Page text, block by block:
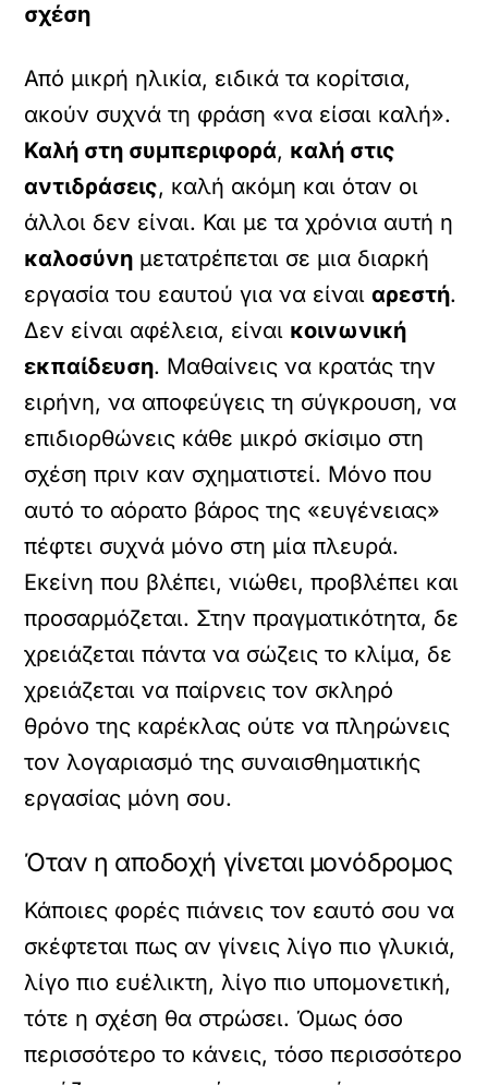
σχέση
Από μικρή ηλικία, ειδικά τα κορίτσια,
ακούν συχνά τη φράση «να είσαι καλή».
Καλή στη συμπεριφορά, καλή στις
αντιδράσεις, καλή ακόμη και όταν οι
άλλοι δεν είναι. Και με τα χρόνια αυτή η
καλοσύνη μετατρέπεται σε μια διαρκή
εργασία του εαυτού για να είναιαρεστή.
Δεν είναι αφέλεια, είναι κοινωνική
εκπαίδευση. Μαθαίνεις να κρατάς την
ειρήνη, να αποφεύγεις τη σύγκρουση, να
επιδιορθώνεις κάθε μικρό σκίσιμο στη
σχέση πριν καν σχηματιστεί. Μόνο που
αυτό το αόρατο βάρος της «ευγένειας»
πέφτει συχνά μόνο στη μία πλευρά.
Εκείνη που βλέπει, νιώθει, προβλέπει και
προσαρμόζεται. Στην πραγματικότητα, δε
χρειάζεται πάντα να σώζεις το κλίμα, δε
χρειάζεται να παίρνεις τον σκληρό
θρόνο της καρέκλας ούτε να πληρώνεις
τον λογαριασμό της συναισθηματικής
εργασίας μόνη σου.
Όταν η αποδοχή γίνεται μονόδρομος
Κάποιες φορές πιάνεις τον εαυτό σου να
σκέφτεται πως αν γίνεις λίγο πιο γλυκιά,
λίγο πιο ευέλικτη, λίγο πιο υπομονετική,
τότε η σχέση θα στρώσει. Όμως όσο
περισσότερο το κάνεις, τόσο περισσότερο